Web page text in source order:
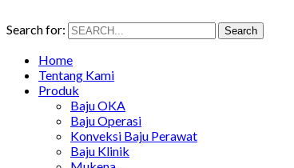
Search for: Search
Home
Tentang Kami
Produk
Baju OKA
Baju Operasi
Konveksi Baju Perawat
Baju Klinik